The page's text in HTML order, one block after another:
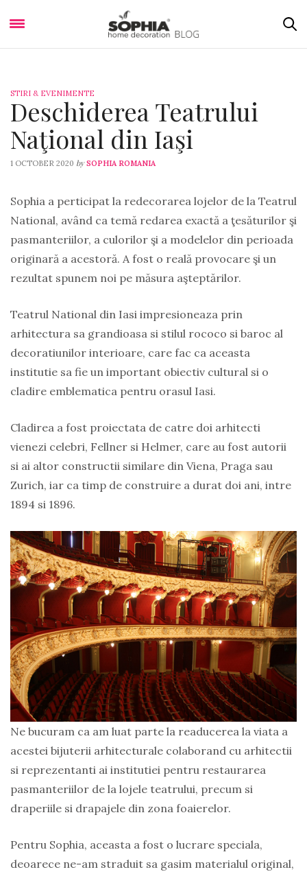
STIRI & EVENIMENTE
Deschiderea Teatrului
Naţional din Iaşi
1 OCTOBER 2020 by SOPHIA ROMANIA
Sophia a perticipat la redecorarea lojelor de la Teatrul
National, având ca temă redarea exactă a ţesăturilor şi
pasmanteriilor, a culorilor şi a modelelor din perioada
originară a acestoră. A fost o reală provocare şi un
rezultat spunem noi pe măsura aşteptărilor.
Teatrul National din Iasi impresioneaza prin
arhitectura sa grandioasa si stilul rococo si baroc al
decoratiunilor interioare, care fac ca aceasta
institutie sa fie un important obiectiv cultural si o
cladire emblematica pentru orasul Iasi.
Cladirea a fost proiectata de catre doi arhitecti
vienezi celebri, Fellner si Helmer, care au fost autorii
si ai altor constructii similare din Viena, Praga sau
Zurich, iar ca timp de construire a durat doi ani, intre
1894 si 1896.
Ne bucuram ca am luat parte la readucerea la viata a
acestei bijuterii arhitecturale colaborand cu arhitectii
si reprezentanti ai institutiei pentru restaurarea
pasmanteriilor de la lojele teatrului, precum si
draperiile si drapajele din zona foaierelor.
Pentru Sophia, aceasta a fost o lucrare speciala,
deoarece ne-am straduit sa gasim materialul original,